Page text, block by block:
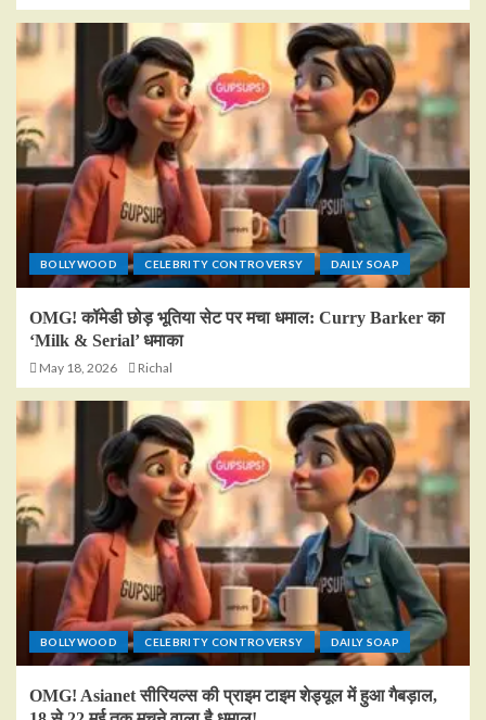
BOLLYWOOD CELEBRITY CONTROVERSY DAILY SOAP
OMG! कॉमेडी छोड़ भूतिया सेट पर मचा धमाल: Curry Barker का
‘Milk & Serial’ धमाका
May 18, 2026 Richal
BOLLYWOOD CELEBRITY CONTROVERSY DAILY SOAP
OMG! Asianet सीरियल्स की प्राइम टाइम शेड्यूल में हुआ गैबड़ाल,